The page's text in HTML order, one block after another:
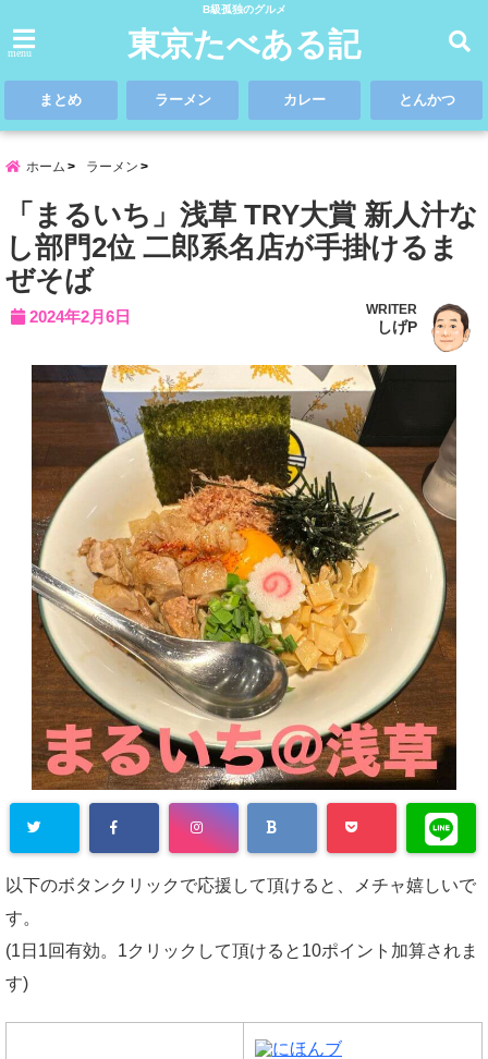
B級孤独のグルメ
menu 東京たべある記
まとめ ラーメン カレー とんかつ
ホーム ラーメン
「まるいち」浅草 TRY大賞 新人汁な
し部門2位 二郎系名店が手掛けるま
ぜそば
2024年2月6日 WRITER
しげP
以下のボタンクリックで応援して頂けると、メチャ嬉しいで
す。
(1日1回有効。1クリックして頂けると10ポイント加算されま
す)